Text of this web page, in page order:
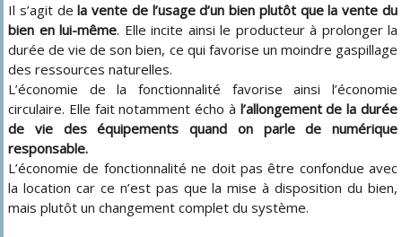
Il s’agit dela vente de l’usage d’un bien plutôt que la vente du
bien en lui-même. Elle incite ainsi le producteur à prolonger la
durée de vie de son bien, ce qui favorise un moindre gaspillage
des ressources naturelles.
L’économie de la fonctionnalité favorise ainsi l’économie
circulaire. Elle fait notamment écho à l’allongement de la durée
de vie des équipements quand on parle de numérique
responsable.
L’économie de fonctionnalité ne doit pas être confondue avec
la location car ce n’est pas que la mise à disposition du bien,
mais plutôt un changement complet du système.